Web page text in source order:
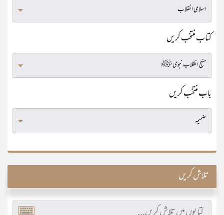
کتاب منتخب کریں
باب منتخب کریں
تلاش کریں